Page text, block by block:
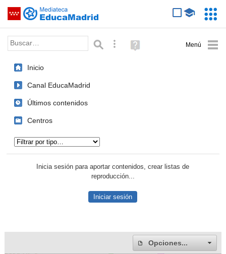
Saltar navegación
Palabra o frase: Búsqueda avanzada
Ayuda
(en
Inicio
Canal EducaMadrid
Últimos contenidos
Centros
Inicia sesión para aportar contenidos, crear listas de
reproducción...
Iniciar sesión